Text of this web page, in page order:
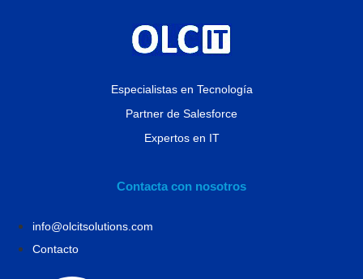
Especialistas en Tecnología
Partner de Salesforce
Expertos en IT
Contacta con nosotros
info@olcitsolutions.com
Contacto